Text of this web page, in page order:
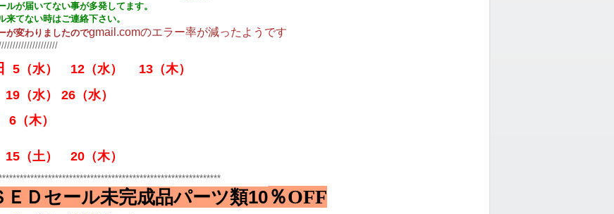
ルが届いてない事が多発してます。
来てない時はご連絡下さい。
が変わりましたのでgmail.comのエラー率が減ったようです
5（水） 12（水） 13（木）
（水） 26（水）
6（木）
15（土） 20（木）
ＥＤセール未完成品パーツ類10％OFF